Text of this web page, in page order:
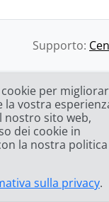
Supporto:
™Tutti i diritti riservati.
sulla privacy Mappa del sito
per
la vostra
nostro sito web,
dei cookie in
la nostra
sulla privacy.
del